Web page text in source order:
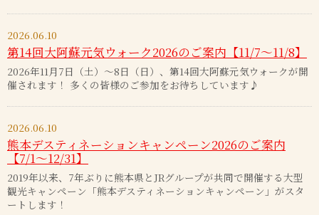
2026.06.10
第14回大阿蘇元気ウォーク2026のご案内【11/7～11/8】
2026年11月7日（土）～8日（日）、第14回大阿蘇元気ウォークが開
催されます！ 多くの皆様のご参加をお待ちしています♪
2026.06.10
熊本デスティネーションキャンペーン2026のご案内
【7/1～12/31】
2019年以来、7年ぶりに熊本県とJRグループが共同で開催する大型
観光キャンペーン「熊本デスティネーションキャンペーン」がスタ
ートします！